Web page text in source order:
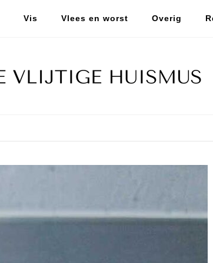
Vis Vlees en worst Overig